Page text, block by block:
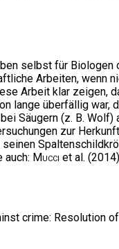
selbst für Biologen
Arbeiten, wenn
Arbeit klar zeigen,
lange überfällig war,
Säugern (z. B. Wolf)
zur
auch: Mucci et al.
crime: Resolution